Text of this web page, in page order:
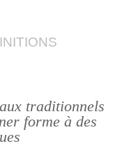
traditionnels
forme à des